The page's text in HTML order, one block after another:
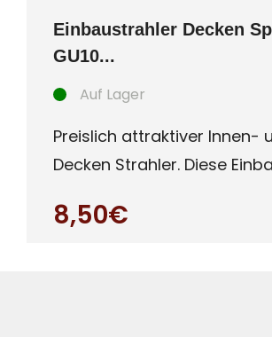
Einbaustrahler Decken
GU10...
Auf Lager
Preislich attraktiver Innen-
Decken Strahler. Diese
8,50€